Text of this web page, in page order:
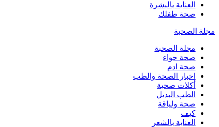
العناية بالبشرة
صحة طفلك
مجلة الصحبة
مجلة الصحبة
صحة حواء
صحة ادم
اخبار الصحة والطب
أكلات صحية
الطب البديل
صحة ولياقة
كيف
العناية بالشعر